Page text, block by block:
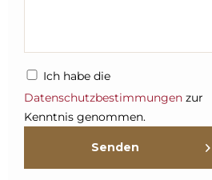
Ich habe die
Datenschutzbestimmungen zur
Kenntnis genommen.
Senden